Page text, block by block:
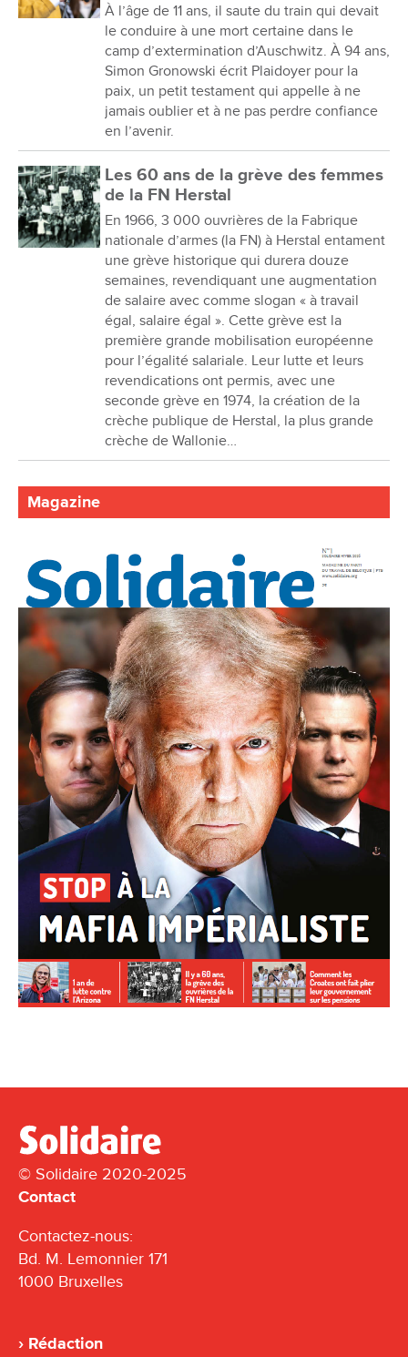
À l’âge de 11 ans, il saute du train qui devait
le conduire à une mort certaine dans le
camp d’extermination d’Auschwitz. À 94 ans,
Simon Gronowski écrit Plaidoyer pour la
paix, un petit testament qui appelle à ne
jamais oublier et à ne pas perdre confiance
en l’avenir.
Les 60 ans de la grève des femmes
de la FN Herstal
En 1966, 3 000 ouvrières de la Fabrique
nationale d’armes (la FN) à Herstal entament
une grève historique qui durera douze
semaines, revendiquant une augmentation
de salaire avec comme slogan « à travail
égal, salaire égal ». Cette grève est la
première grande mobilisation européenne
pour l’égalité salariale. Leur lutte et leurs
revendications ont permis, avec une
seconde grève en 1974, la création de la
crèche publique de Herstal, la plus grande
crèche de Wallonie…
Magazine
© Solidaire 2020-2025
Contact
Contactez-nous:
Bd. M. Lemonnier 171
1000 Bruxelles
Rédaction